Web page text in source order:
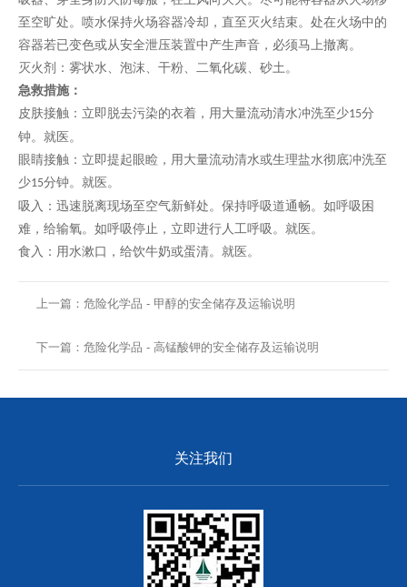
至空旷处。喷水保持火场容器冷却，直至灭火结束。处在火场中的
容器若已变色或从安全泄压装置中产生声音，必须马上撤离。
灭火剂：雾状水、泡沫、干粉、二氧化碳、砂土。
急救措施：
皮肤接触： 立即脱去污染的衣着，用大量流动清水冲洗至少15分
钟。就医。
眼睛接触： 立即提起眼睑，用大量流动清水或生理盐水彻底冲洗至
少15分钟。就医。
吸入： 迅速脱离现场至空气新鲜处。保持呼吸道通畅。如呼吸困
难，给输氧。如呼吸停止，立即进行人工呼吸。就医。
食入：用水漱口，给饮牛奶或蛋清。就医。
上一篇：危险化学品 - 甲醇的安全储存及运输说明
下一篇：危险化学品 - 高锰酸钾的安全储存及运输说明
关注我们